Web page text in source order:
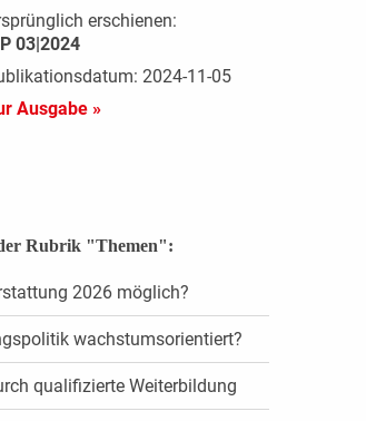
erschienen:
03|2024
2024-11-05
Ausgabe »
Rubrik "Themen":
2026 möglich?
wachstumsorientiert?
qualifizierte Weiterbildung